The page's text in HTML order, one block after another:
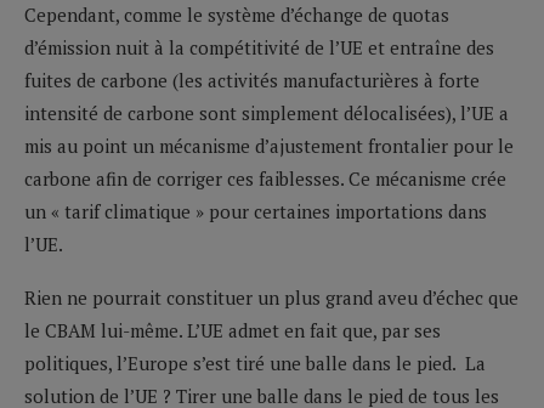
Cependant, comme le système d’échange de quotas
d’émission nuit à la compétitivité de l’UE et entraîne des
fuites de carbone (les activités manufacturières à forte
intensité de carbone sont simplement délocalisées), l’UE a
mis au point un mécanisme d’ajustement frontalier pour le
carbone afin de corriger ces faiblesses. Ce mécanisme crée
un « tarif climatique » pour certaines importations dans
l’UE.
Rien ne pourrait constituer un plus grand aveu d’échec que
le CBAM lui-même. L’UE admet en fait que, par ses
politiques, l’Europe s’est tiré une balle dans le pied. La
solution de l’UE ? Tirer une balle dans le pied de tous les